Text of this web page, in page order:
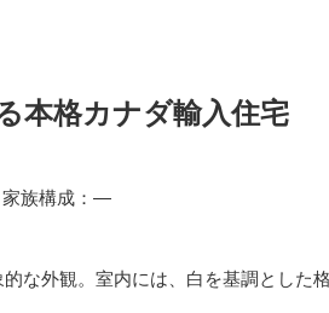
本格カナダ輸入住宅
族構成：—
な外観。室内には、白を基調とした